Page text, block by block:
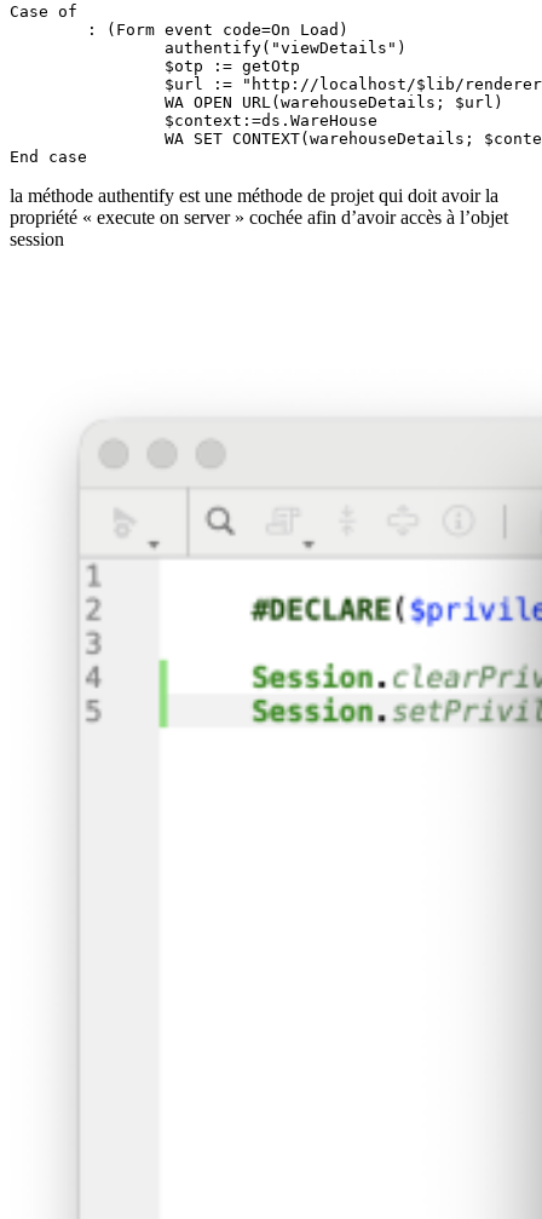
Case of
authentify("viewDetails")
		$otp :=
getOtp
End case
la méthode authentify est une méthode de projet qui doit avoir la
propriété « execute on server » cochée afin d’avoir accès à l’objet
session